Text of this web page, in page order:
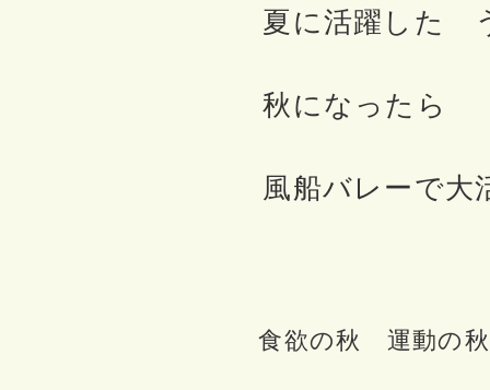
夏に活躍した
秋になったら
風船バレーで大
食欲の秋 運動の秋